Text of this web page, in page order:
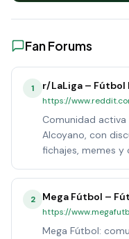
Fan Forums
1 r/LaLiga – Fútbol
https://
Comunidad
Alcoyano, con
fichajes, memes y
2 Mega Fútbol –
https://
Mega Fútbol: